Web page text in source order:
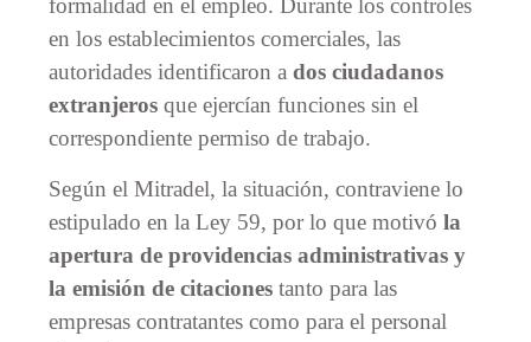
formalidad en el empleo. Durante los controles
en los establecimientos comerciales, las
autoridades identificaron a dos ciudadanos
extranjeros que ejercían funciones sin el
correspondiente permiso de trabajo.
Según el Mitradel, la situación, contraviene lo
estipulado en la Ley 59, por lo que motivó la
apertura de providencias administrativas y
la emisión de citaciones tanto para las
empresas contratantes como para el personal